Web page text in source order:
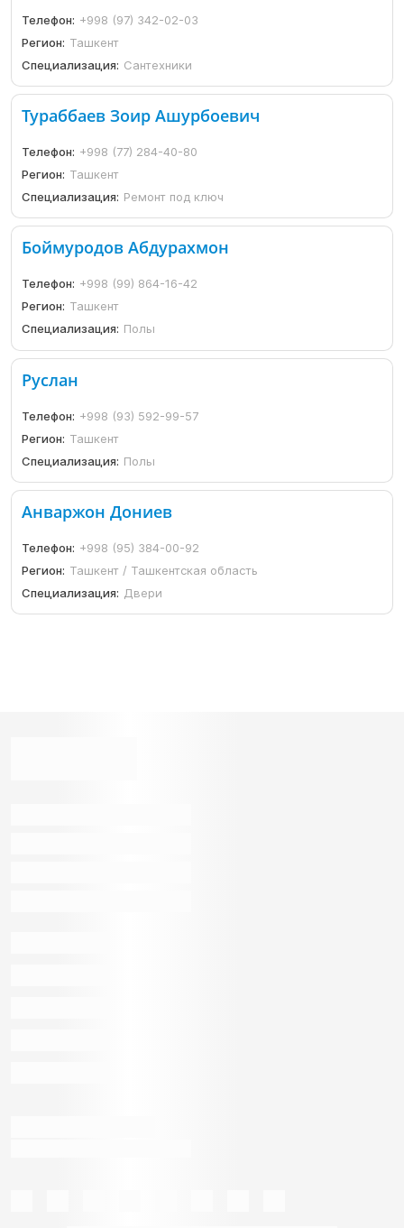
Телефон: +998 (97) 342-02-03
Регион: Ташкент
Специализация: Сантехники
Тураббаев Зоир Ашурбоевич
Телефон: +998 (77) 284-40-80
Регион: Ташкент
Специализация: Ремонт под ключ
Боймуродов Абдурахмон
Телефон: +998 (99) 864-16-42
Регион: Ташкент
Специализация: Полы
Руслан
Телефон: +998 (93) 592-99-57
Регион: Ташкент
Специализация: Полы
Анваржон Дониев
Телефон: +998 (95) 384-00-92
Регион: Ташкент / Ташкентская область
Специализация: Двери